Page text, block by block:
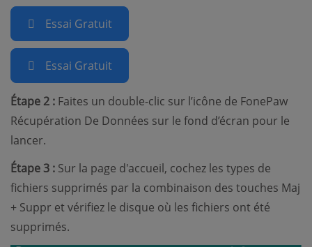
Essai Gratuit
Essai Gratuit
Étape 2 : Faites un double-clic sur l’icône de FonePaw
Récupération De Données sur le fond d’écran pour le
lancer.
Étape 3 : Sur la page d'accueil, cochez les types de
fichiers supprimés par la combinaison des touches Maj
+ Suppr et vérifiez le disque où les fichiers ont été
supprimés.